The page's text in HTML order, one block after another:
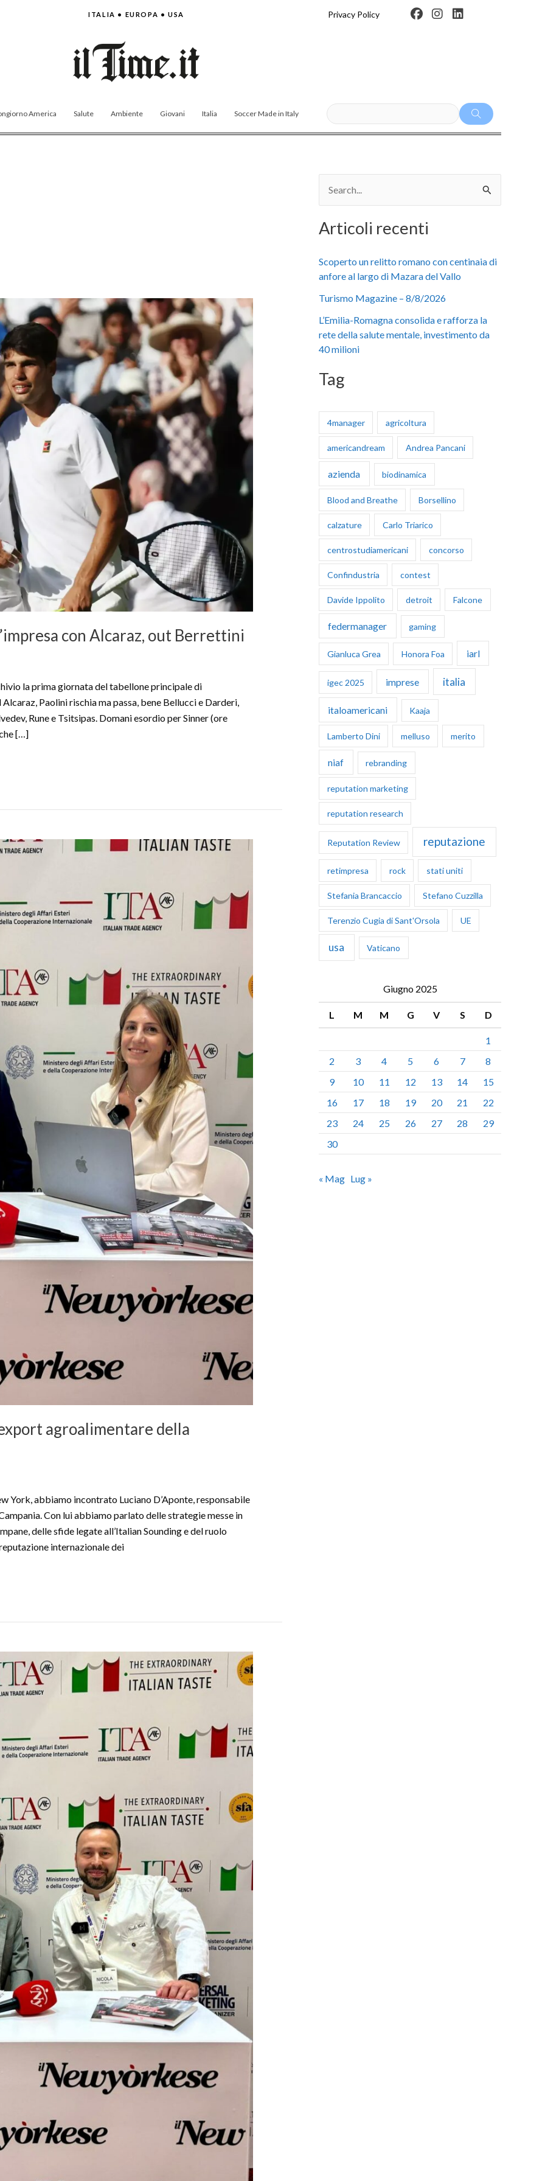
ITALIA • EUROPA • USA Privacy Policy
F
I
L
America Salute Ambiente Giovani Italia Soccer Made in Italy
con Alcaraz, out Berrettini
la prima giornata del tabellone principale di
Paolini rischia ma passa, bene Bellucci e Darderi,
Rune e Tsitsipas. Domani esordio per Sinner (ore
[…]
agroalimentare della
York, abbiamo incontrato Luciano D’Aponte, responsabile
Con lui abbiamo parlato delle strategie messe in
delle sfide legate all’Italian Sounding e del ruolo
internazionale dei
r
Articoli recenti
Scoperto un relitto romano con centinaia di
anfore al largo di Mazara del Vallo
Turismo Magazine – 8/8/2026
L’Emilia-Romagna consolida e rafforza la
rete della salute mentale, investimento da
40 milioni
Tag
4manager agricoltura
americandream Andrea Pancani
azienda biodinamica
Blood and Breathe Borsellino
calzature Carlo Triarico
centrostudiamericani concorso
Confindustria contest
Davide Ippolito detroit Falcone
federmanager gaming
Gianluca Grea Honora Foa iarl
igec 2025 imprese italia
italoamericani Kaaja
Lamberto Dini melluso merito
niaf rebranding
reputation marketing
reputation research
Reputation Review reputazione
retimpresa rock stati uniti
Stefania Brancaccio Stefano Cuzzilla
Terenzio Cugia di Sant'Orsola UE
usa Vaticano
Giugno 2025
L M M G V S D
1
2
3 4 5 6 7
8
9
10 11 12 13 14
15
16
17 18 19 20 21
22
23
24 25 26 27 28
29
30
« Mag Lug »